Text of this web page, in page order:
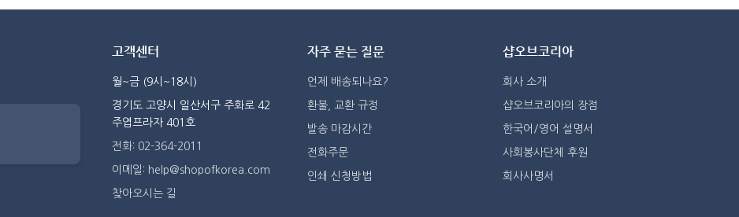
고객센터
월~금 (9시~18시)
경기도 고양시 일산서구 주화로 42
주엽프라자 401호
전화: 02-364-2011
이메일: help@shopofkorea.com
찾아오시는 길
자주 묻는 질문
언제 배송되나요?
환불, 교환 규정
발송 마감시간
전화주문
인쇄 신청방법
샵오브코리아
회사 소개
샵오브코리아의 장점
한국어/영어 설명서
사회봉사단체 후원
회사사명서